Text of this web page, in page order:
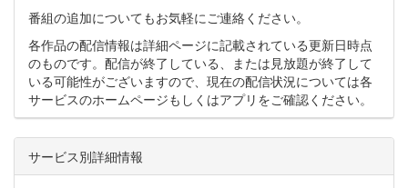
番組の追加についてもお気軽にご連絡ください。
各作品の配信情報は詳細ページに記載されている更新日時点
のものです。配信が終了している、または見放題が終了して
いる可能性がございますので、現在の配信状況については各
サービスのホームページもしくはアプリをご確認ください。
サービス別詳細情報